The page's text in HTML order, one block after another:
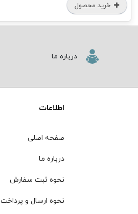
خرید محصول
درباره ما
اطلاعات
صفحه اصلی
درباره ما
نحوه ثبت سفارش
نحوه ارسال و پرداخت